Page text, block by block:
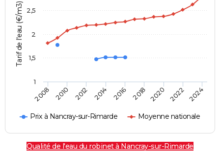
Tarif de l'eau (€/m3)
Prix à Nancray-sur-Rimarde Moyenne nationale
2008 2010 2012 2014 2016 2018 2020 2022 2024
1
1,5
2
2,5
Qualité de l'eau du robinet à Nancray-sur-Rimarde